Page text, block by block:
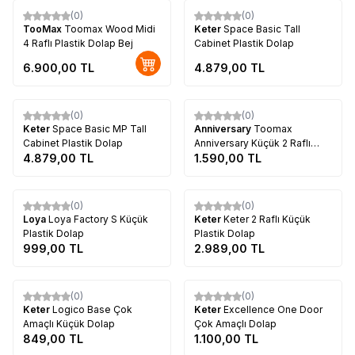
(0)
TooMax Toomax Wood Midi
4 Raflı Plastik Dolap Bej
6.900,00 TL
(0)
Keter Space Basic Tall
Cabinet Plastik Dolap
4.879,00 TL
(0)
Keter Space Basic MP Tall
Cabinet Plastik Dolap
4.879,00 TL
(0)
Anniversary Toomax
Anniversary Küçük 2 Raflı
Plastik Dolap Beyaz Antrasit
1.590,00 TL
(0)
Loya Loya Factory S Küçük
Plastik Dolap
999,00 TL
(0)
Keter Keter 2 Raflı Küçük
Plastik Dolap
2.989,00 TL
(0)
Keter Logico Base Çok
Amaçlı Küçük Dolap
849,00 TL
(0)
Keter Excellence One Door
Çok Amaçlı Dolap
1.100,00 TL